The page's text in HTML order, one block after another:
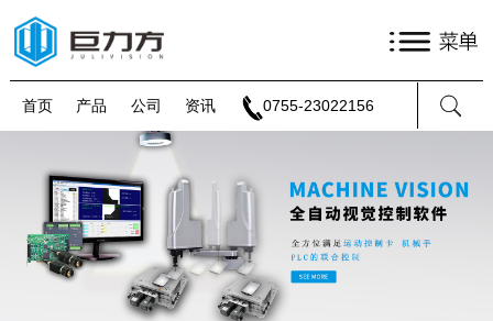
首页 产品 公司 资讯 0755-23022156